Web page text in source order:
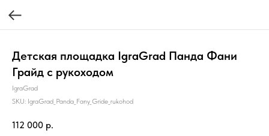
Детская площадка IgraGrad Панда Фани
Грайд с рукоходом
IgraGrad
SKU: IgraGrad_Panda_Fany_Gride_rukohod
112 000 р.